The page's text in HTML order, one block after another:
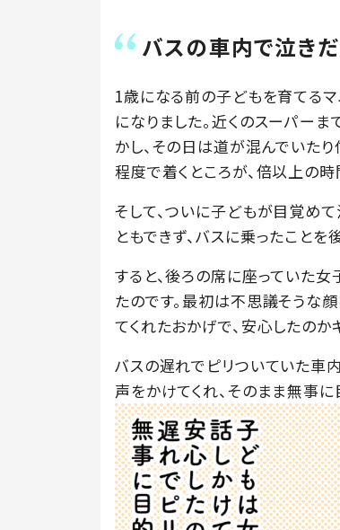
バスの車内で泣き
1歳になる前の子どもを育てるマ
になりました。近くのスーパー
かし、その日は道が混んでいた
程度で着くところが、倍以上の時
そして、ついに子どもが目覚め
ともできず、バスに乗ったこと
すると、後ろの席に座っていた
たのです。最初は不思議そうな
てくれたおかげで、安心したのか
バスの遅れでピリついていた車
声をかけてくれ、そのまま無事